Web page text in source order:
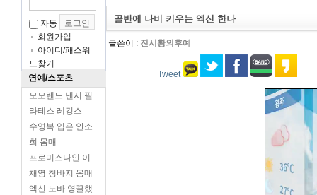
자동
회원가입
아이디/패스워
드찾기
연예/스포츠
모모랜드 낸시 필
라테스 레깅스
수영복 입은 안소
희 몸매
프로미스나인 이
채영 청바지 몸매
엑신 노바 영끌했
골반에 나비 키우는 엑신 한나
글쓴이 : 진시황의후예
Tweet